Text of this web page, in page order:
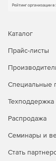
Каталог
Прайс-листы
Специальные
Техподдержка
Распродажа
Семинары и
Стать